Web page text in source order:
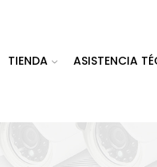
TIENDA ASISTENCIA